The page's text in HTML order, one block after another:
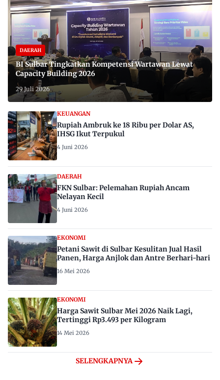
DAERAH
BI Sulbar Tingkatkan Kompetensi Wartawan Lewat
Capacity Building 2026
29 Juli 2026
KEUANGAN
Rupiah Ambruk ke 18 Ribu per Dolar AS,
IHSG Ikut Terpukul
4 Juni 2026
DAERAH
FKN Sulbar: Pelemahan Rupiah Ancam
Nelayan Kecil
4 Juni 2026
EKONOMI
Petani Sawit di Sulbar Kesulitan Jual Hasil
Panen, Harga Anjlok dan Antre Berhari-hari
16 Mei 2026
EKONOMI
Harga Sawit Sulbar Mei 2026 Naik Lagi,
Tertinggi Rp3.493 per Kilogram
14 Mei 2026
SELENGKAPNYA